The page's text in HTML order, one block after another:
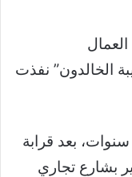
الخالدون” نفذت
بعد قرابة
81 في تفجير بشارع تجاري